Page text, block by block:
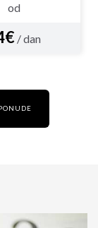
od
/ dan